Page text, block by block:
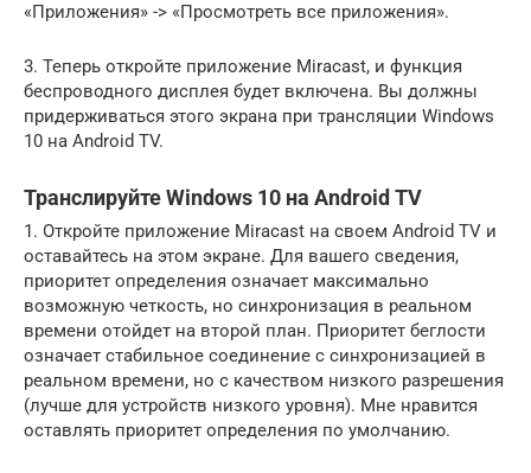
«Приложения» -> «Просмотреть все приложения».
3. Теперь откройте приложение Miracast, и функция
беспроводного дисплея будет включена. Вы должны
придерживаться этого экрана при трансляции Windows
10 на Android TV.
Транслируйте Windows 10 на Android TV
1. Откройте приложение Miracast на своем Android TV и
оставайтесь на этом экране. Для вашего сведения,
приоритет определения означает максимально
возможную четкость, но синхронизация в реальном
времени отойдет на второй план. Приоритет беглости
означает стабильное соединение с синхронизацией в
реальном времени, но с качеством низкого разрешения
(лучше для устройств низкого уровня). Мне нравится
оставлять приоритет определения по умолчанию.